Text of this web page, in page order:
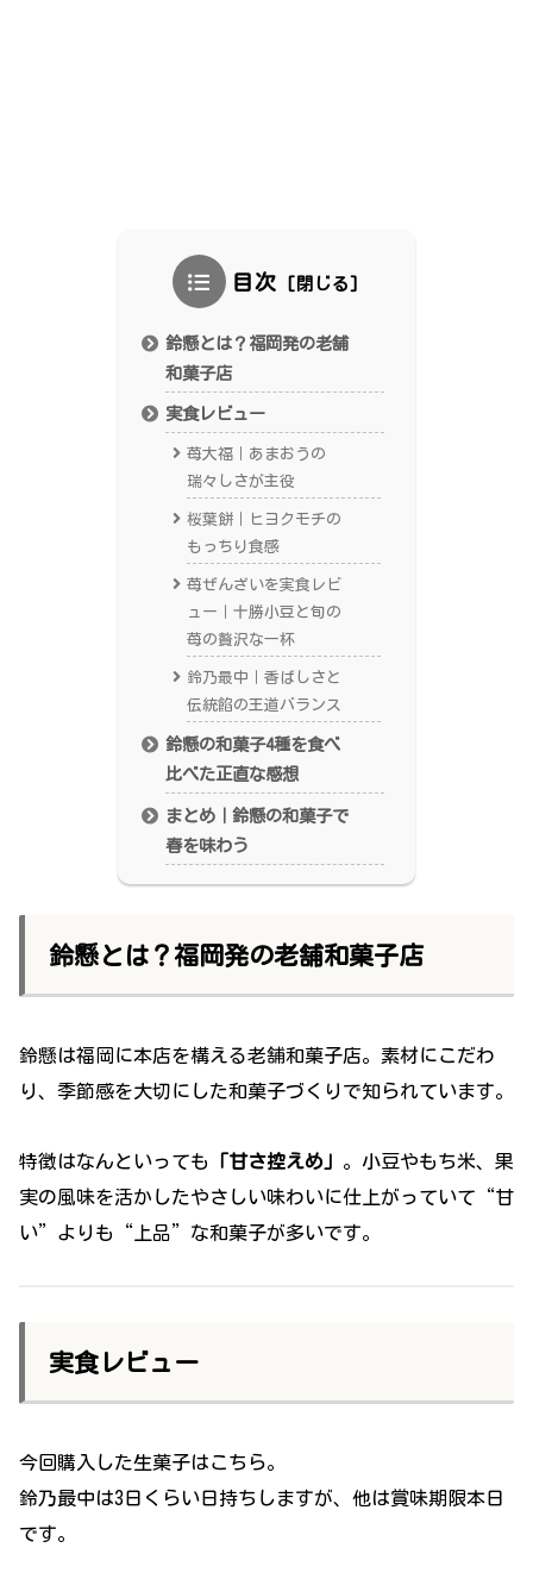
目次
鈴懸とは？福岡発の老舗
和菓子店
実食レビュー
苺大福｜あまおうの
瑞々しさが主役
桜葉餅｜ヒヨクモチの
もっちり食感
苺ぜんざいを実食レビ
ュー｜十勝小豆と旬の
苺の贅沢な一杯
鈴乃最中｜香ばしさと
伝統餡の王道バランス
鈴懸の和菓子4種を食べ
比べた正直な感想
まとめ｜鈴懸の和菓子で
春を味わう
鈴懸とは？福岡発の老舗和菓子店
鈴懸は福岡に本店を構える老舗和菓子店。素材にこだわ
り、季節感を大切にした和菓子づくりで知られています。
特徴はなんといっても 「甘さ控えめ」 。小豆やもち米、果
実の風味を活かしたやさしい味わいに仕上がっていて“甘
い”よりも“上品”な和菓子が多いです。
実食レビュー
今回購入した生菓子はこちら。
鈴乃最中は3日くらい日持ちしますが、他は賞味期限本日
です。